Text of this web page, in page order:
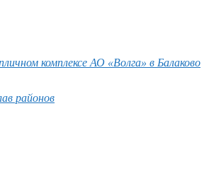
комплексе АО «Волга» в Балаково
районов